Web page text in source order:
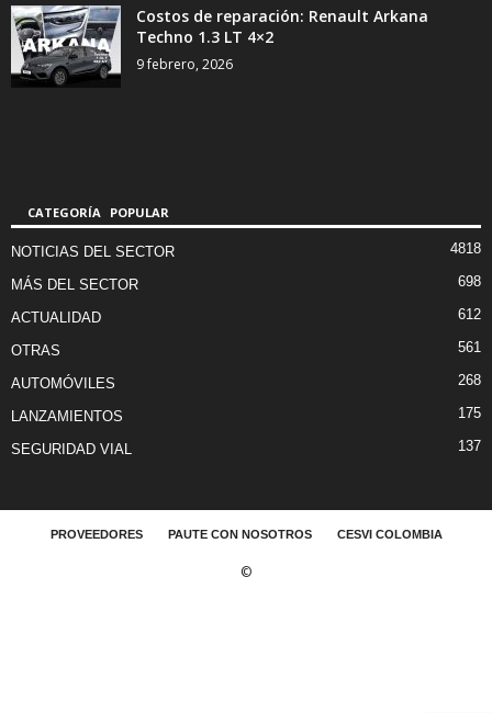
Costos de reparación: Renault Arkana
Techno 1.3 LT 4×2
9 febrero, 2026
CATEGORÍA POPULAR
NOTICIAS DEL SECTOR 4818
MÁS DEL SECTOR 698
ACTUALIDAD 612
OTRAS 561
AUTOMÓVILES 268
LANZAMIENTOS 175
SEGURIDAD VIAL 137
PROVEEDORES PAUTE CON NOSOTROS CESVI COLOMBIA
©